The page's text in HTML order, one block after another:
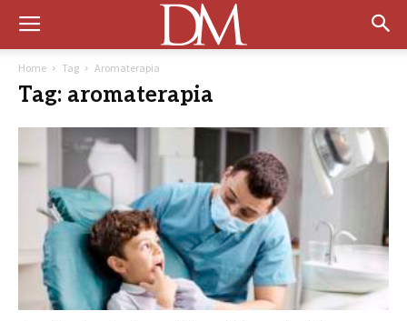
Home Tag Aromaterapia
Tag: aromaterapia